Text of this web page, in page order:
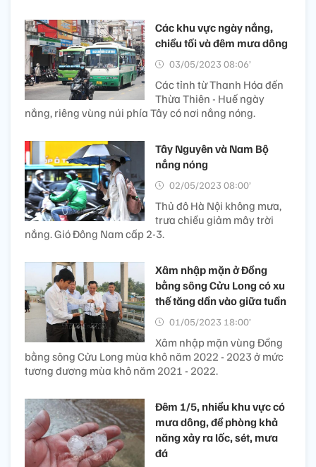
Các khu vực ngày nắng,
chiều tối và đêm mưa dông
03/05/2023 08:06’
Các tỉnh từ Thanh Hóa đến
Thừa Thiên - Huế ngày
nắng, riêng vùng núi phía Tây có nơi nắng nóng.
Tây Nguyên và Nam Bộ
nắng nóng
02/05/2023 08:00’
Thủ đô Hà Nội không mưa,
trưa chiều giảm mây trời
nắng. Gió Đông Nam cấp 2-3.
Xâm nhập mặn ở Đồng
bằng sông Cửu Long có xu
thế tăng dần vào giữa tuần
01/05/2023 18:00’
Xâm nhập mặn vùng Đồng
bằng sông Cửu Long mùa khô năm 2022 - 2023 ở mức
tương đương mùa khô năm 2021 - 2022.
Đêm 1/5, nhiều khu vực có
mưa dông, đề phòng khả
năng xảy ra lốc, sét, mưa
đá